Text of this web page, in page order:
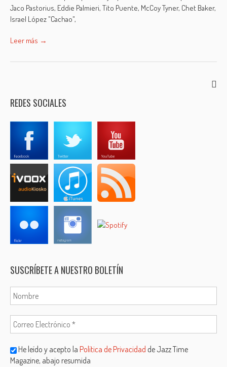
Jaco Pastorius, Eddie Palmieri, Tito Puente, McCoy Tyner, Chet Baker,
Israel López "Cachao",
Leer más →
REDES SOCIALES
SUSCRÍBETE A NUESTRO BOLETÍN
He leído y acepto laPolítica de Privacidad de Jazz Time
Magazine, abajo resumida